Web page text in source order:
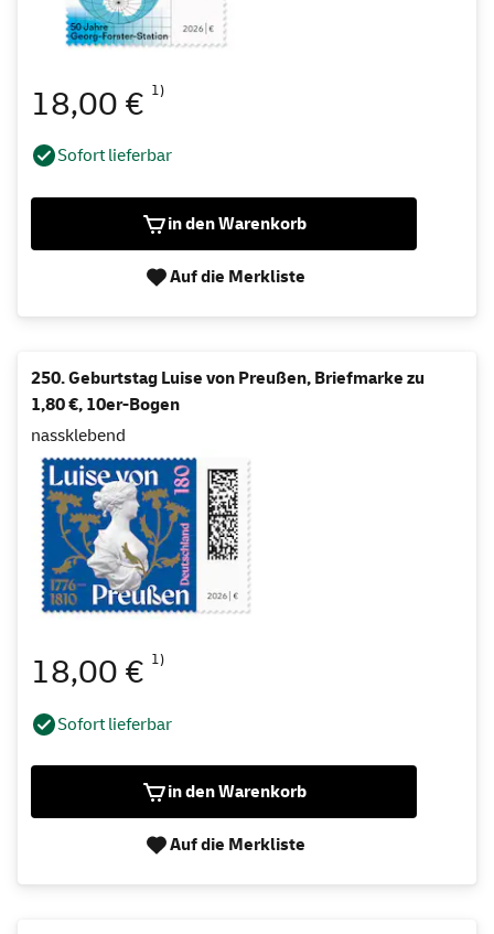
18,00 € 1)
Sofort lieferbar
in den Warenkorb
Auf die Merkliste
250. Geburtstag Luise von Preußen, Briefmarke zu
1,80 €, 10er-Bogen
nassklebend
18,00 € 1)
Sofort lieferbar
in den Warenkorb
Auf die Merkliste